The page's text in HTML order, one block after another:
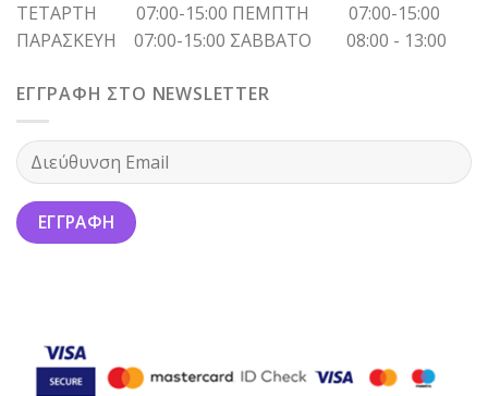
ΤΕΤΑΡΤΗ 07:00-15:00 ΠΕΜΠΤΗ 07:00-15:00
ΠΑΡΑΣΚΕΥΗ 07:00-15:00 ΣΑΒΒΑΤΟ 08:00 - 13:00
ΕΓΓΡΑΦΗ ΣΤΟ NEWSLETTER